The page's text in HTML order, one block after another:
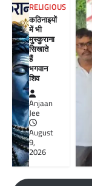
RELIGIOUS
कठिनाइयों
में भी
मुस्कुराना
सिखाते
हैं
भगवान
शिव
Anjaan
Jee
August
9,
2026